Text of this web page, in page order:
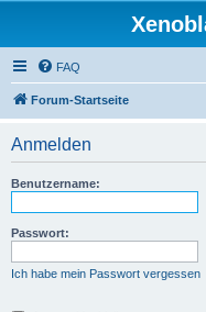
FAQ
Forum-Startseite
Anmelden
Benutzername:
Passwort:
Ich habe mein Passwort vergessen